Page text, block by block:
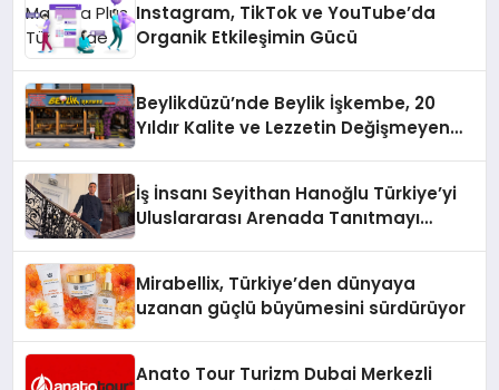
Instagram, TikTok ve YouTube’da
Organik Etkileşimin Gücü
Beylikdüzü’nde Beylik İşkembe, 20
Yıldır Kalite ve Lezzetin Değişmeyen
İş İnsanı Seyithan Hanoğlu Türkiye’yi
Uluslararası Arenada Tanıtmayı
Mirabellix, Türkiye’den dünyaya
uzanan güçlü büyümesini sürdürüyor
Anato Tour Turizm Dubai Merkezli